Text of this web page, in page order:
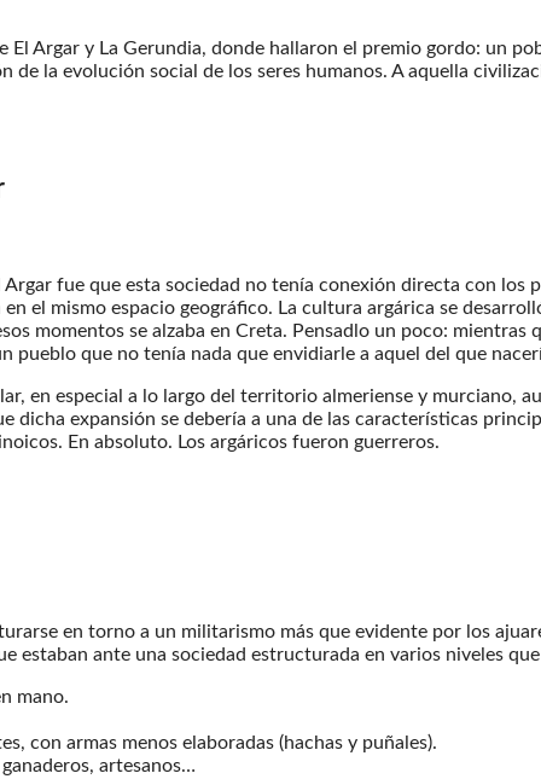
El Argar y La Gerundia, donde hallaron el premio gordo: un
la evolución social de los seres humanos. A aquella
fue que esta sociedad no tenía conexión directa con los
el mismo espacio geográfico. La cultura argárica se
momentos se alzaba en Creta. Pensadlo un poco:
pueblo que no tenía nada que envidiarle a aquel del que
en especial a lo largo del territorio almeriense y murciano,
dicha expansión se debería a una de las características
En absoluto. Los argáricos fueron guerreros.
en torno a un militarismo más que evidente por los
estaban ante una sociedad estructurada en varios niveles
mano.
con armas menos elaboradas (hachas y puñales).
artesanos…